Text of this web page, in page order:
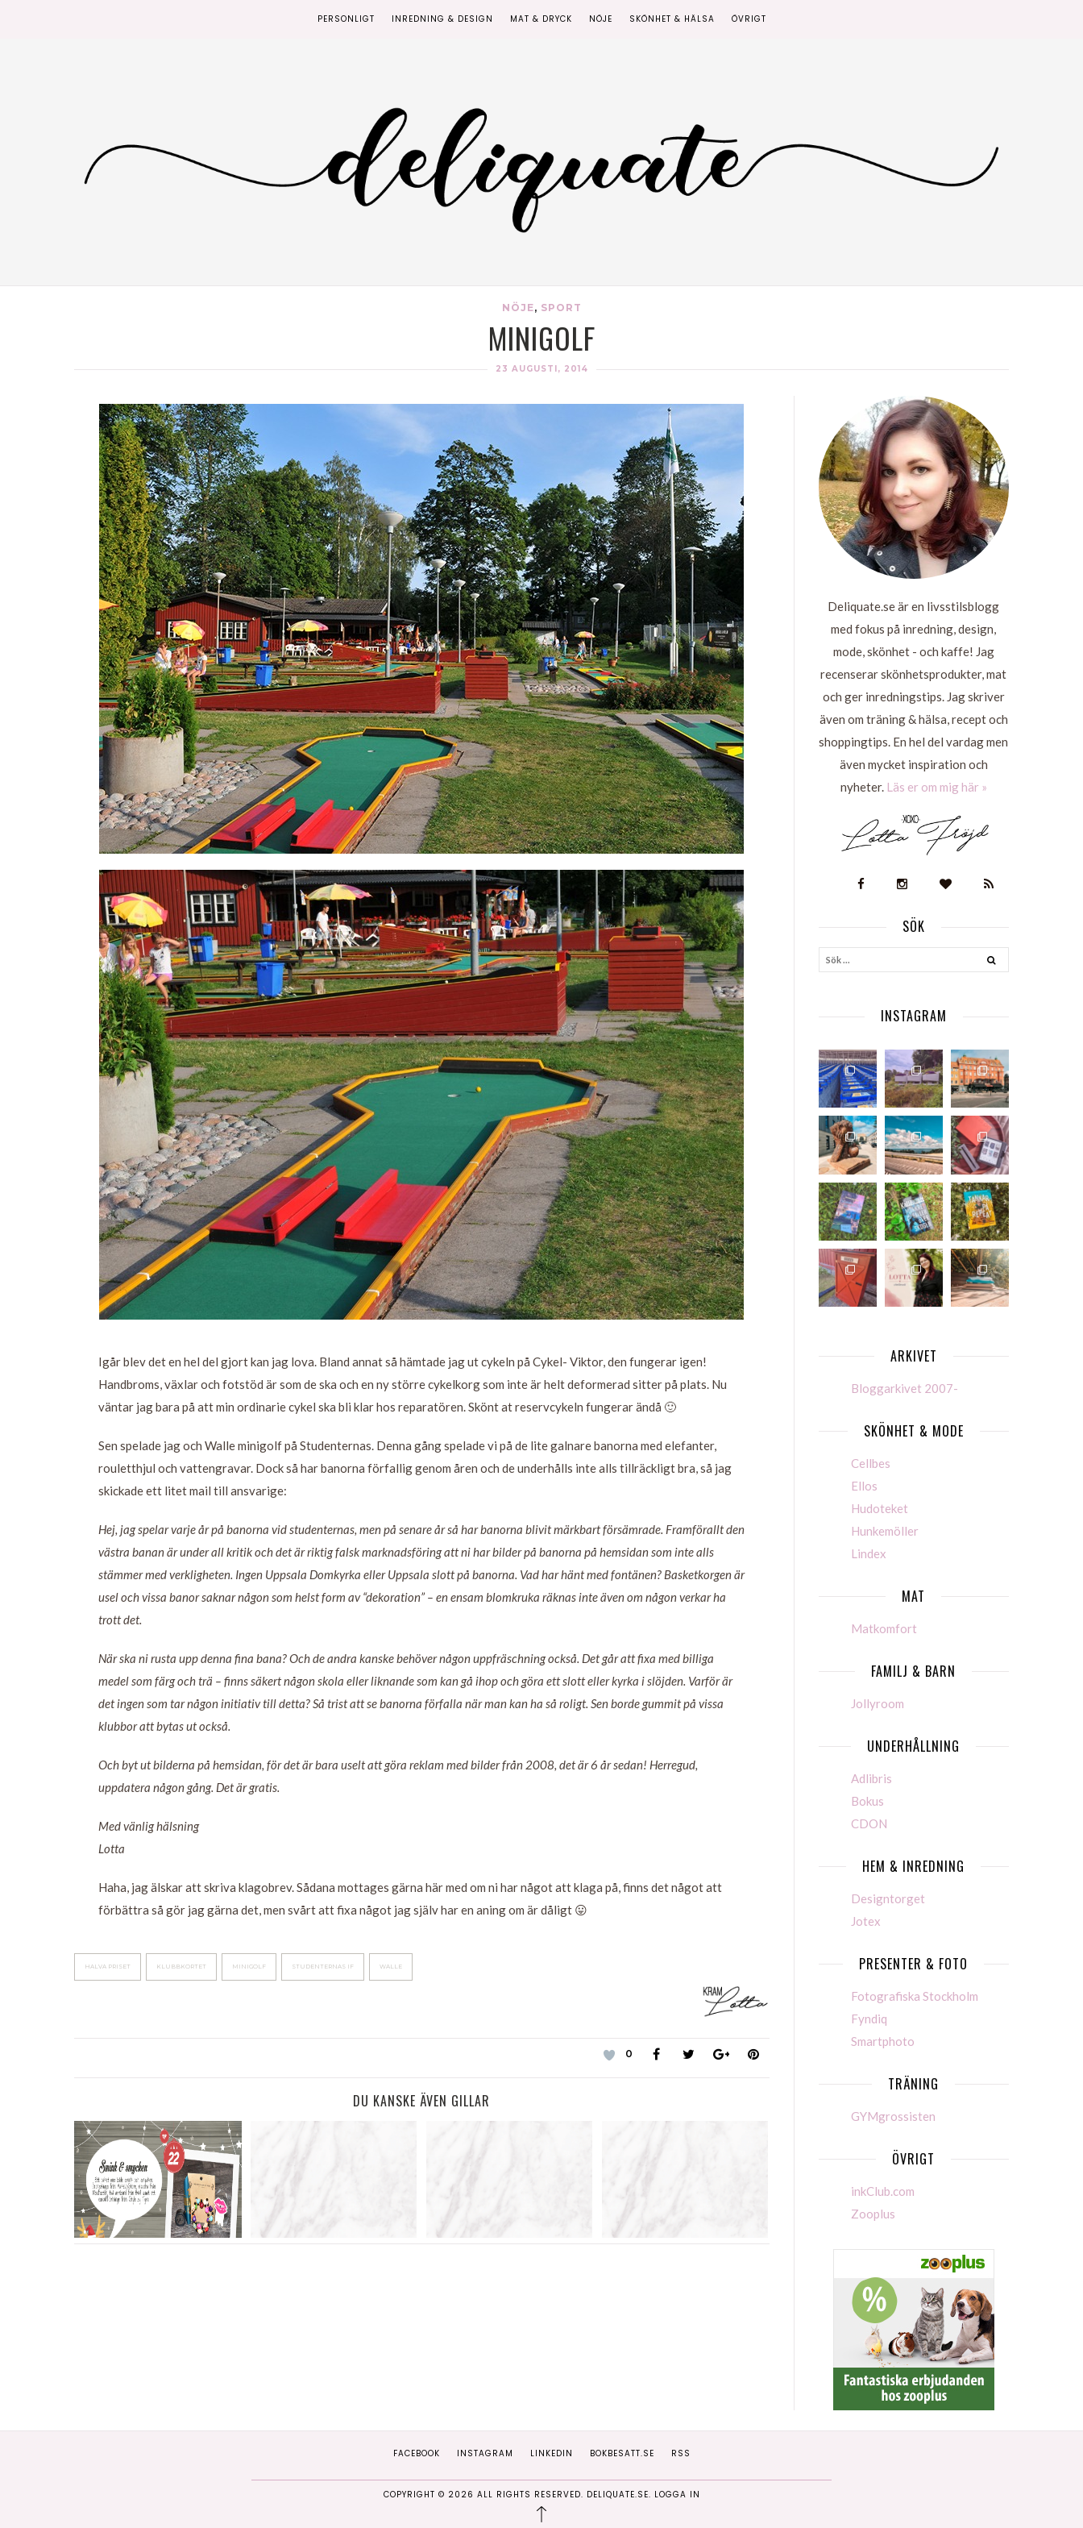
PERSONLIGT INREDNING & DESIGN MAT & DRYCK NÖJE SKÖNHET & HÄLSA ÖVRIGT
NÖJE, SPORT
MINIGOLF
23 AUGUSTI, 2014
Igår blev det en hel del gjort kan jag lova. Bland annat så hämtade jag ut cykeln på Cykel- Viktor, den fungerar igen!
Handbroms, växlar och fotstöd är som de ska och en ny större cykelkorg som inte är helt deformerad sitter på plats. Nu
väntar jag bara på att min ordinarie cykel ska bli klar hos reparatören. Skönt at reservcykeln fungerar ändå 🙂
Sen spelade jag och Walle minigolf på Studenternas. Denna gång spelade vi på de lite galnare banorna med elefanter,
rouletthjul och vattengravar. Dock så har banorna förfallig genom åren och de underhålls inte alls tillräckligt bra, så jag
skickade ett litet mail till ansvarige:
Hej, jag spelar varje år på banorna vid studenternas, men på senare år så har banorna blivit märkbart försämrade. Framförallt den
västra banan är under all kritik och det är riktig falsk marknadsföring att ni har bilder på banorna på hemsidan som inte alls
stämmer med verkligheten. Ingen Uppsala Domkyrka eller Uppsala slott på banorna. Vad har hänt med fontänen? Basketkorgen är
usel och vissa banor saknar någon som helst form av “dekoration” – en ensam blomkruka räknas inte även om någon verkar ha
trott det.
När ska ni rusta upp denna fina bana? Och de andra kanske behöver någon uppfräschning också. Det går att fixa med billiga
medel som färg och trä – finns säkert någon skola eller liknande som kan gå ihop och göra ett slott eller kyrka i slöjden. Varför är
det ingen som tar någon initiativ till detta? Så trist att se banorna förfalla när man kan ha så roligt. Sen borde gummit på vissa
klubbor att bytas ut också.
Och byt ut bilderna på hemsidan, för det är bara uselt att göra reklam med bilder från 2008, det är 6 år sedan! Herregud,
uppdatera någon gång. Det är gratis.
Med vänlig hälsning
Lotta
Haha, jag älskar att skriva klagobrev. Sådana mottages gärna här med om ni har något att klaga på, finns det något att
förbättra så gör jag gärna det, men svårt att fixa något jag själv har en aning om är dåligt 😛
HALVA PRISET KLUBBKORTET MINIGOLF STUDENTERNAS IF WALLE
0
DU KANSKE ÄVEN GILLAR
Deliquate.se är en livsstilsblogg
med fokus på inredning, design,
mode, skönhet - och kaffe! Jag
recenserar skönhetsprodukter, mat
och ger inredningstips. Jag skriver
även om träning & hälsa, recept och
shoppingtips. En hel del vardag men
även mycket inspiration och
nyheter. Läs er om mig här »
SÖK
INSTAGRAM
ARKIVET
Bloggarkivet 2007-
SKÖNHET & MODE
Cellbes
Ellos
Hudoteket
Hunkemöller
Lindex
MAT
Matkomfort
FAMILJ & BARN
Jollyroom
UNDERHÅLLNING
Adlibris
Bokus
CDON
HEM & INREDNING
Designtorget
Jotex
PRESENTER & FOTO
Fotografiska Stockholm
Fyndiq
Smartphoto
TRÄNING
GYMgrossisten
ÖVRIGT
inkClub.com
Zooplus
FACEBOOK INSTAGRAM LINKEDIN BOKBESATT.SE RSS
COPYRIGHT © 2026 ALL RIGHTS RESERVED. DELIQUATE.SE. LOGGA IN